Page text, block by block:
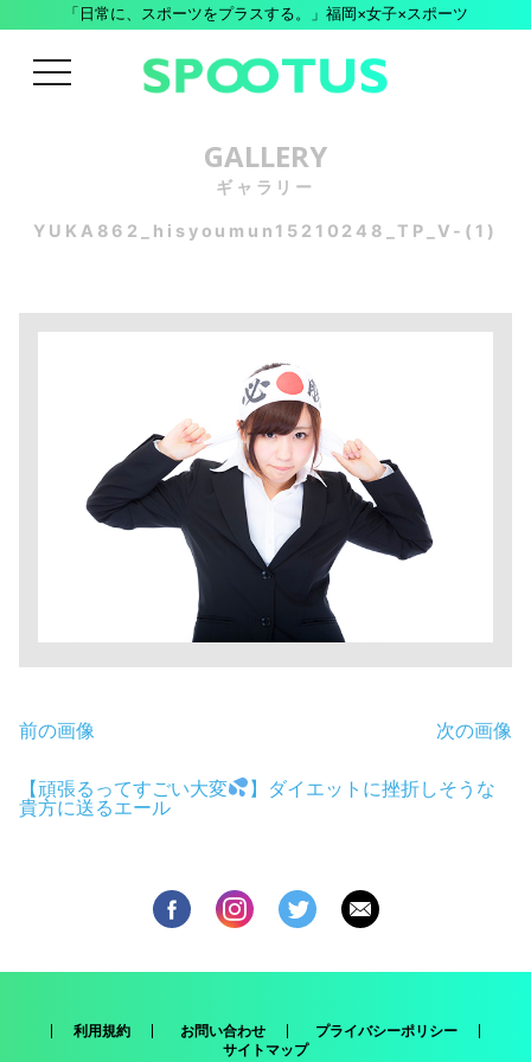
「日常に、スポーツをプラスする。」福岡×女子×スポーツ
menu
GALLERY
ギャラリー
YUKA862_hisyoumun15210248_TP_V-(1)
前の画像 次の画像
【頑張るってすごい大変
】ダイエットに挫折しそうな
貴方に送るエール
利用規約 お問い合わせ
プライバシーポリシー
サイトマップ